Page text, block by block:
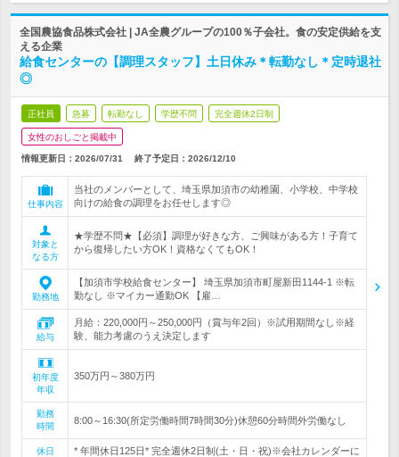
全国農協食品株式会社 | JA全農グループの100％子会社。食の安定供給を支
える企業
給食センターの【調理スタッフ】土日休み＊転勤なし＊定時退社
◎
正社員 急募 転勤なし 学歴不問 完全週休2日制
女性のおしごと掲載中
情報更新日：2026/07/31 終了予定日： 2026/12/10
仕事内容
当社のメンバーとして、埼玉県加須市の幼稚園、小学校、中学校
向けの給食の調理をお任せします◎
対象と
なる方
★学歴不問★【必須】調理が好きな方、ご興味がある方！子育て
から復帰したい方OK！資格なくてもOK！
勤務地
【加須市学校給食センター】 埼玉県加須市町屋新田1144-1 ※転
勤なし ※マイカー通勤OK 【雇…
給与
月給：220,000円～250,000円（賞与年2回）※試用期間なし※経
験、能力考慮のうえ決定します
初年度
年収
350万円～380万円
勤務
時間
8:00～16:30(所定労働時間7時間30分)休憩60分時間外労働なし
休日
* 年間休日125日* 完全週休2日制(土・日・祝)※会社カレンダーに